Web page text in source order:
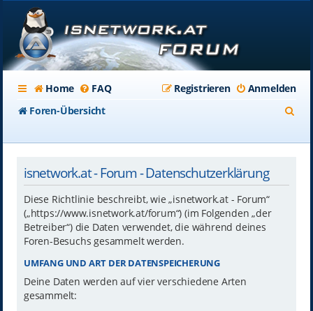
Home FAQ Anmelden
Registrieren
Foren-Übersicht
isnetwork.at - Forum - Datenschutzerklärung
Diese Richtlinie beschreibt, wie „isnetwork.at - Forum“
(„https://www.isnetwork.at/forum“) (im Folgenden „der
Betreiber“) die Daten verwendet, die während deines
Foren-Besuchs gesammelt werden.
UMFANG UND ART DER DATENSPEICHERUNG
Deine Daten werden auf vier verschiedene Arten
gesammelt: